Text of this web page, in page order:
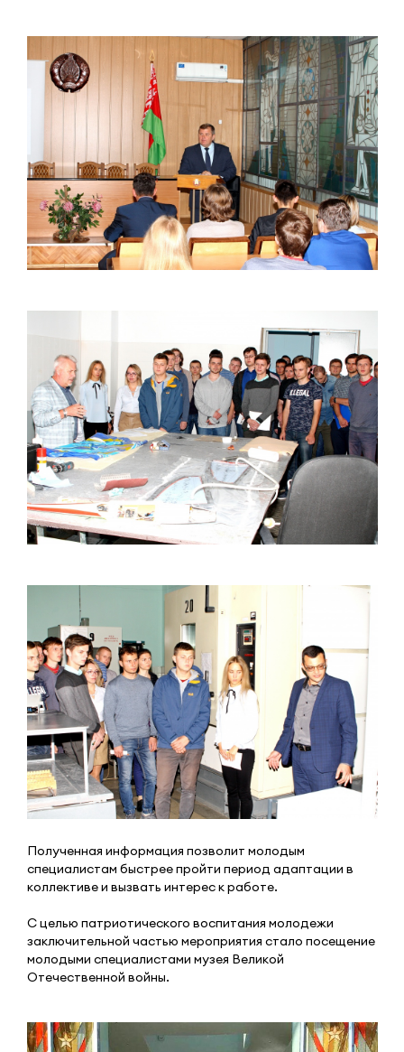
Полученная информация позволит молодым
специалистам быстрее пройти период адаптации в
коллективе и вызвать интерес к работе.
С целью патриотического воспитания молодежи
заключительной частью мероприятия стало посещение
молодыми специалистами музея Великой
Отечественной войны.